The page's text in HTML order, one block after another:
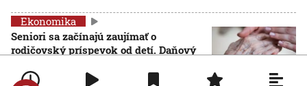
Ekonomika
Seniori sa začínajú zaujímať o
rodičovský príspevok od detí. Daňový
informácie nedajú